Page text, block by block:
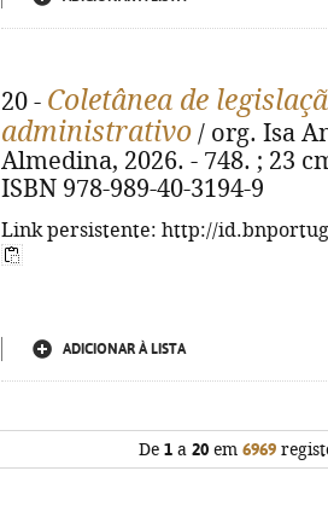
20 - Coletânea de
administrativo / org. Isa
Almedina, 2026. - 748. ; 23
ISBN 978-989-40-3194-9
Link persistente: http://
ADICIONAR À LISTA
De 1a 20em 6969